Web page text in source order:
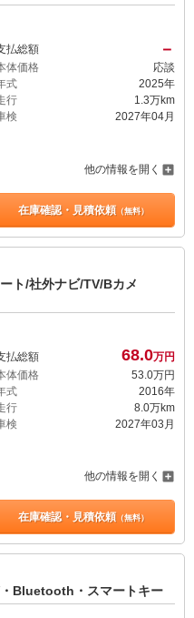
払総額 －
体価格
応談
式
2025年
行
1.3万km
検
2027年04月
他の情報を開く
在庫確認・見積依頼（無料）
ト/社外ナビ/TV/Bカメ
払総額 68.0万円
体価格
53.0万円
式
2016年
行
8.0万km
検
2027年03月
他の情報を開く
在庫確認・見積依頼（無料）
Bluetooth・スマートキー